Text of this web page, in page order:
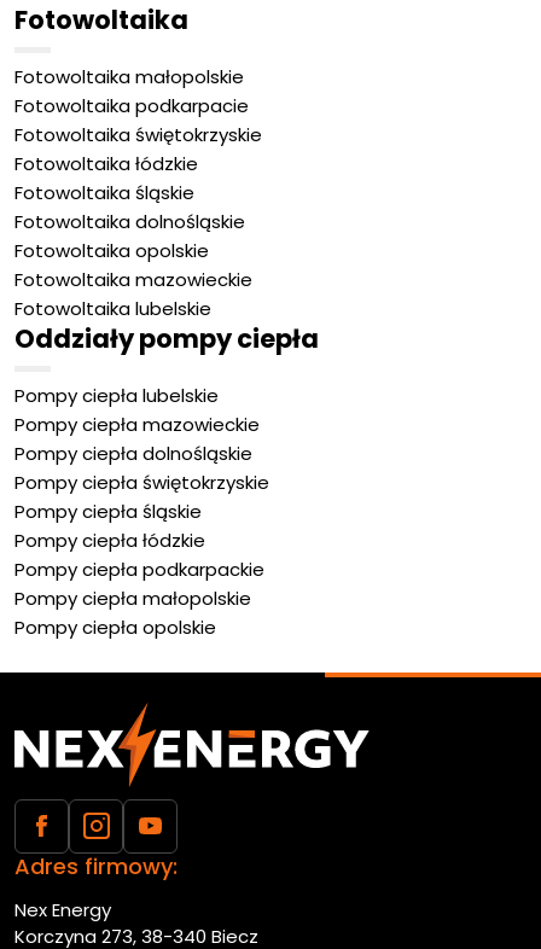
Fotowoltaika
Fotowoltaika małopolskie
Fotowoltaika podkarpacie
Fotowoltaika świętokrzyskie
Fotowoltaika łódzkie
Fotowoltaika śląskie
Fotowoltaika dolnośląskie
Fotowoltaika opolskie
Fotowoltaika mazowieckie
Fotowoltaika lubelskie
Oddziały pompy ciepła
Pompy ciepła lubelskie
Pompy ciepła mazowieckie
Pompy ciepła dolnośląskie
Pompy ciepła świętokrzyskie
Pompy ciepła śląskie
Pompy ciepła łódzkie
Pompy ciepła podkarpackie
Pompy ciepła małopolskie
Pompy ciepła opolskie
Adres firmowy:
Nex Energy
Korczyna 273, 38-340 Biecz